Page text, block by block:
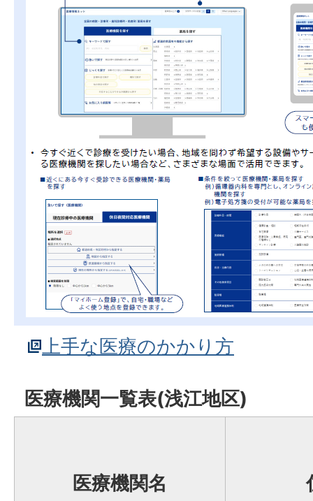
上手な医療のかかり方
医療機関一覧表(浅江地区)
医療機関名